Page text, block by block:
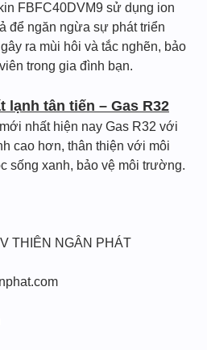
FBFC40DVM9 sử dụng ion
để ngăn ngừa sự phát triển
ra mùi hôi và tắc nghẽn, bảo
trong gia đình bạn.
lạnh tân tiến – Gas R32
nhất hiện nay Gas R32 với
cao hơn, thân thiện với môi
sống xanh, bảo vệ môi trường.
THIÊN NGÂN PHÁT